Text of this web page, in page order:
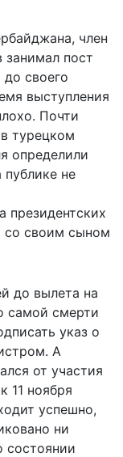
член
пост
до своего
выступления
Почти
турецком
определили
публике не
президентских
со своим сыном
до вылета на
самой смерти
указ о
А
от участия
11 ноября
успешно,
ни
состоянии